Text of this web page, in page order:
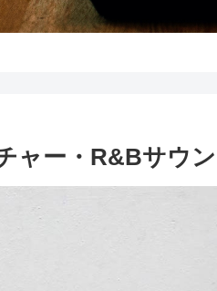
ャー・R&Bサウ